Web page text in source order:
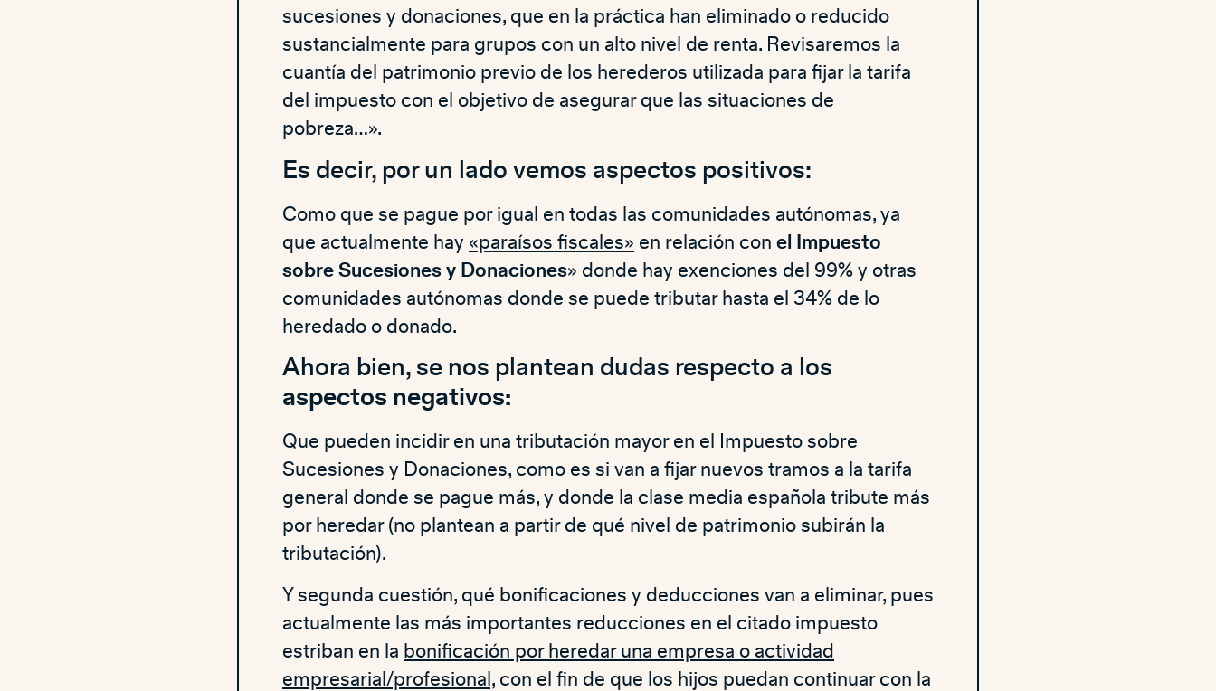
sucesiones y donaciones, que en la práctica han eliminado o reducido
sustancialmente para grupos con un alto nivel de renta. Revisaremos la
cuantía del patrimonio previo de los herederos utilizada para fijar la tarifa
del impuesto con el objetivo de asegurar que las situaciones de
pobreza…».
Es decir, por un lado vemos aspectos positivos:
Como que se pague por igual en todas las comunidades autónomas, ya
que actualmente hay «paraísos fiscales» en relación con el Impuesto
sobre Sucesiones y Donaciones» donde hay exenciones del 99% y otras
comunidades autónomas donde se puede tributar hasta el 34% de lo
heredado o donado.
Ahora bien, se nos plantean dudas respecto a los
aspectos negativos:
Que pueden incidir en una tributación mayor en el Impuesto sobre
Sucesiones y Donaciones, como es si van a fijar nuevos tramos a la tarifa
general donde se pague más, y donde la clase media española tribute más
por heredar (no plantean a partir de qué nivel de patrimonio subirán la
tributación).
Y segunda cuestión, qué bonificaciones y deducciones van a eliminar, pues
actualmente las más importantes reducciones en el citado impuesto
estriban en la bonificación por heredar una empresa o actividad
empresarial/profesional, con el fin de que los hijos puedan continuar con la